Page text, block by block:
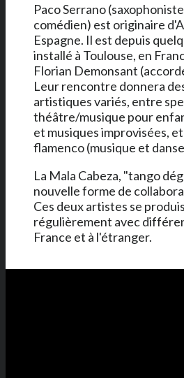
Paco Serrano
comédien) est originaire
Espagne. Il est depuis
installé à Toulouse, en
Florian Demonsant
Leur rencontre donnera
artistiques variés, entre
théâtre/musique pour
et musiques improvisées,
flamenco (musique et
La Mala Cabeza, "tango
nouvelle forme de
Ces deux artistes se
régulièrement avec
France et à l'étranger.